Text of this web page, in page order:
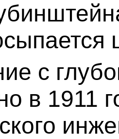
с
в 1911